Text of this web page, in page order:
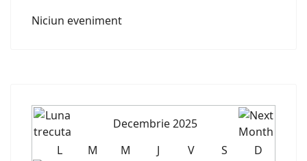
Niciun eveniment
Decembrie 2025
L
M M J V S D